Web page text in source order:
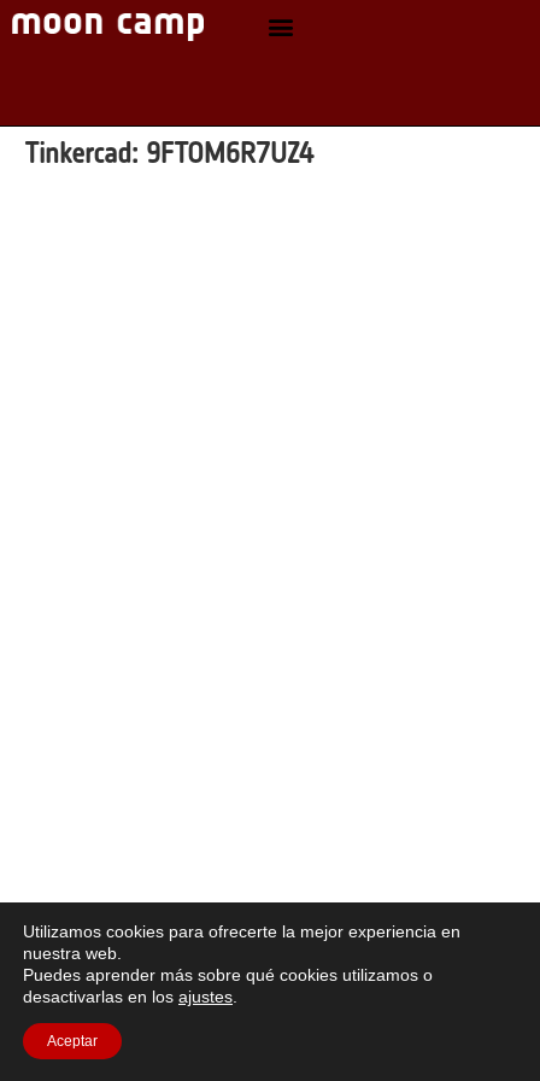
Tinkercad: 9FTOM6R7UZ4
Utilizamos cookies para ofrecerte la mejor experiencia en
nuestra web.
Puedes aprender más sobre qué cookies utilizamos o
desactivarlas en los ajustes
Aceptar